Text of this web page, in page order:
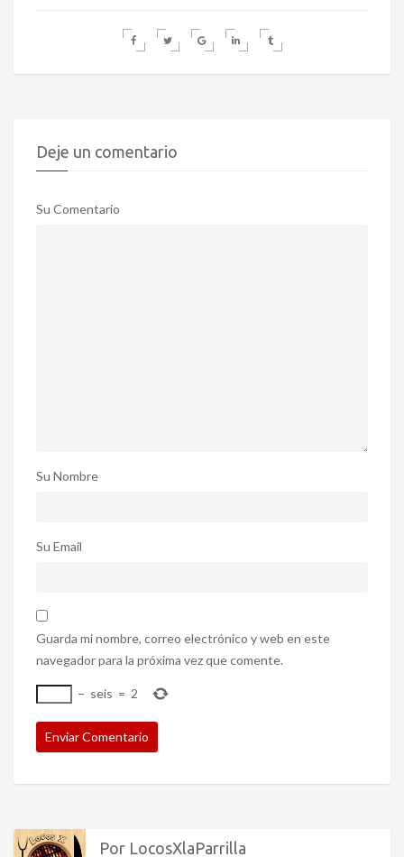
Deje un comentario
Su Comentario
Su Nombre
Su Email
Guarda mi nombre, correo electrónico y web en este
navegador para la próxima vez que comente.
− seis = 2
Por LocosXlaParrilla